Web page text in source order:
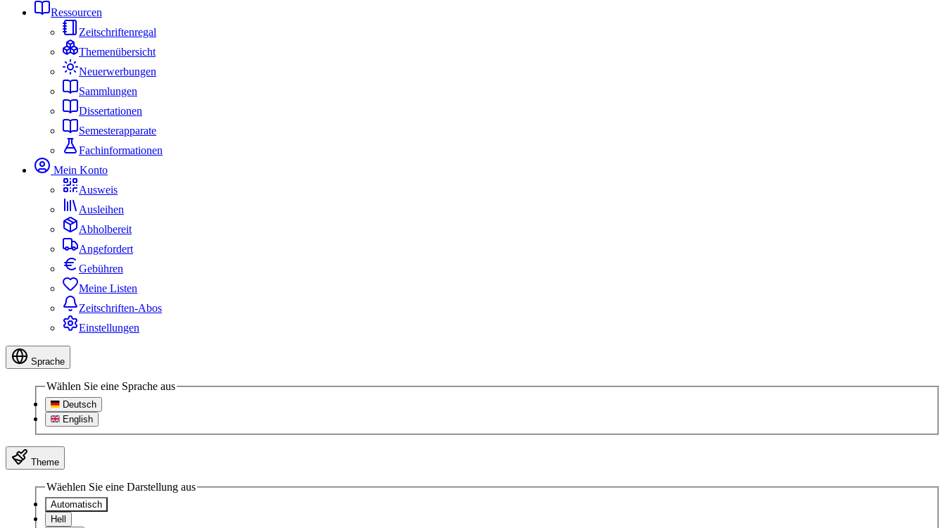
Ressourcen
Zeitschriftenregal
Themenübersicht
Neuerwerbungen
Sammlungen
Dissertationen
Semesterapparate
Fachinformationen
Mein Konto
Ausweis
Ausleihen
Abholbereit
Angefordert
Gebühren
Meine Listen
Zeitschriften-Abos
Einstellungen
Sprache
Wählen Sie eine Sprache aus
Deutsch
English
Theme
Wäehlen Sie eine Darstellung aus
Automatisch
Hell